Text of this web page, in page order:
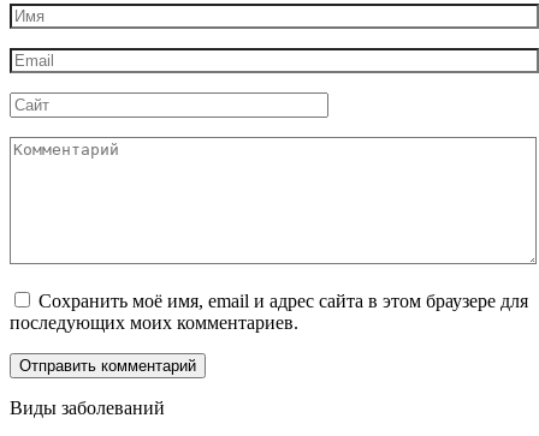
Имя
*
Email
*
Сайт
Комментарий
Сохранить моё имя, email и адрес сайта в этом браузере для
последующих моих комментариев.
Виды заболеваний